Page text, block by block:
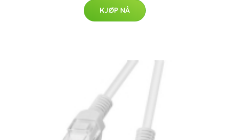
KJØP NÅ